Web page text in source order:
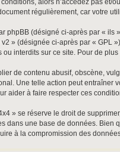
régulièrement, car votre
phpBB (désigné ci-après par «
v2 » (désignée ci-après par « GPL
ou interdits sur ce site. Pour de
de contenu abusif, obscène,
Une telle action peut entraîner
aider à faire respecter ces
» se réserve le droit de
dans une base de données. Bien
à la compromission des